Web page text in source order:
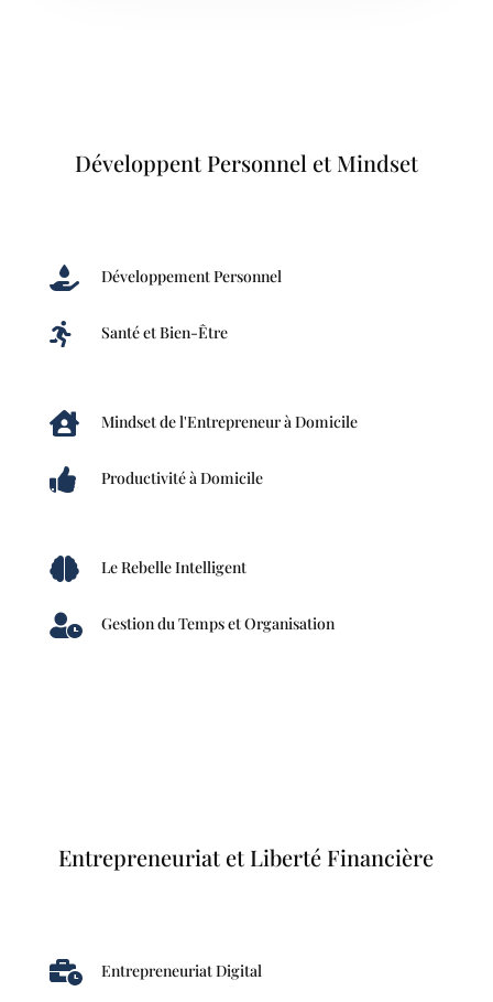
Développent Personnel et Mindset
 Développement Personnel
 Santé et Bien-Être
 Mindset de l'Entrepreneur à Domicile
 Productivité à Domicile
 Le Rebelle Intelligent
 Gestion du Temps et Organisation
Entrepreneuriat et Liberté Financière
 Entrepreneuriat Digital